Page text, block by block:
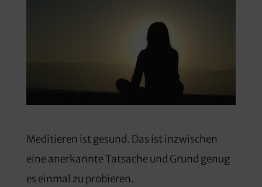
Meditieren ist gesund. Das ist inzwischen
eine anerkannte Tatsache und Grund genug
es einmal zu probieren.